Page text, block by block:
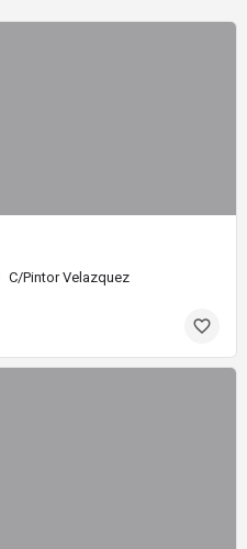
C/Pintor Velazquez